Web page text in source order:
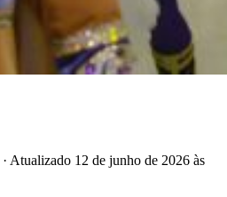
· Atualizado 12 de junho de 2026 às